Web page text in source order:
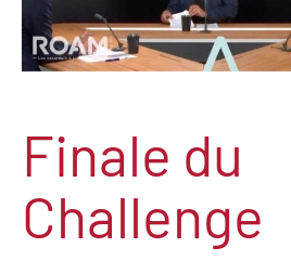
Finale du
Challenge